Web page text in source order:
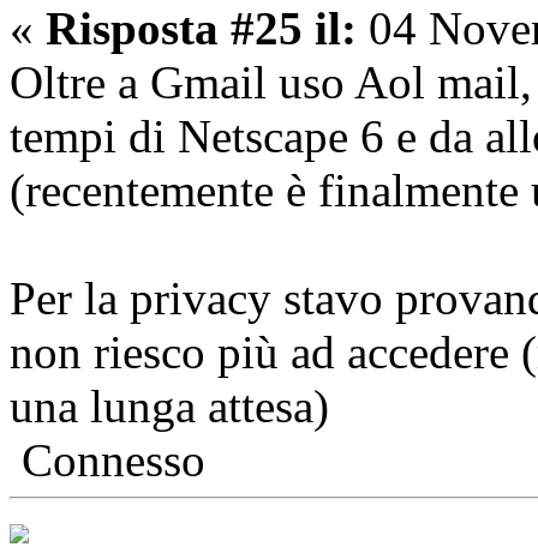
« Risposta #25 il: 04
Oltre a Gmail uso Aol
tempi di Netscape 6 e da
(recentemente è
Per la privacy stavo
non riesco più ad
una lunga attesa)
Connesso